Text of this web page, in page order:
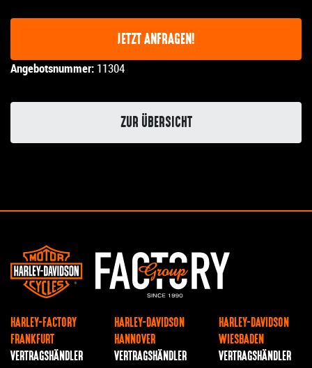
JETZT ANFRAGEN!
Angebotsnummer: 11304
ZUR ÜBERSICHT
HARLEY-FACTORY
FRANKFURT
VERTRAGSHÄNDLER
HARLEY-DAVIDSON
HANNOVER
VERTRAGSHÄNDLER
HARLEY-DAVIDSON
WIESBADEN
VERTRAGSHÄNDLER